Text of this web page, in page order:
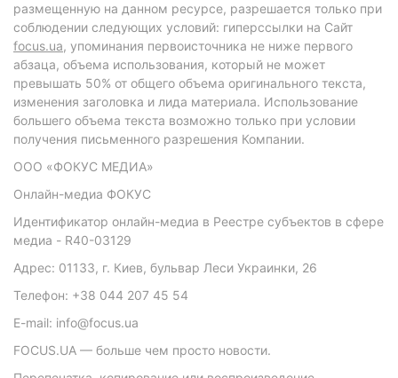
размещенную на данном ресурсе, разрешается только при
соблюдении следующих условий: гиперссылки на Сайт
focus.ua, упоминания первоисточника не ниже первого
абзаца, объема использования, который не может
превышать 50% от общего объема оригинального текста,
изменения заголовка и лида материала. Использование
большего объема текста возможно только при условии
получения письменного разрешения Компании.
ООО «ФОКУС МЕДИА»
Онлайн-медиа ФОКУС
Идентификатор онлайн-медиа в Реестре субъектов в сфере
медиа - R40-03129
Адрес: 01133, г. Киев, бульвар Леси Украинки, 26
Телефон: +38 044 207 45 54
E-mail: info@focus.ua
FOCUS.UA — больше чем просто новости.